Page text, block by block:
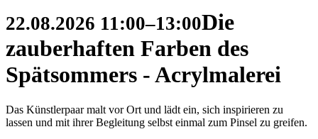
22.08.2026 11:00–13:00Die
zauberhaften Farben des
Spätsommers - Acrylmalerei
Das Künstlerpaar malt vor Ort und lädt ein, sich inspirieren zu
lassen und mit ihrer Begleitung selbst einmal zum Pinsel zu greifen.